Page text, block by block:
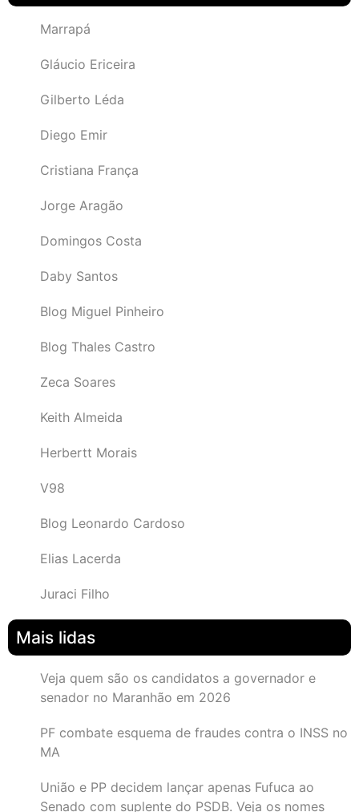
Marrapá
Gláucio Ericeira
Gilberto Léda
Diego Emir
Cristiana França
Jorge Aragão
Domingos Costa
Daby Santos
Blog Miguel Pinheiro
Blog Thales Castro
Zeca Soares
Keith Almeida
Herbertt Morais
V98
Blog Leonardo Cardoso
Elias Lacerda
Juraci Filho
Mais lidas
Veja quem são os candidatos a governador e
senador no Maranhão em 2026
PF combate esquema de fraudes contra o INSS no
MA
União e PP decidem lançar apenas Fufuca ao
Senado com suplente do PSDB. Veja os nomes